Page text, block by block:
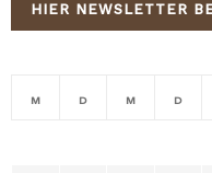
HIER NEWSLETTER
M D M D